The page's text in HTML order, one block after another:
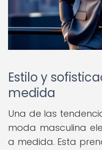
Estilo y
medida
Una de las
moda masculina
a medida. Esta